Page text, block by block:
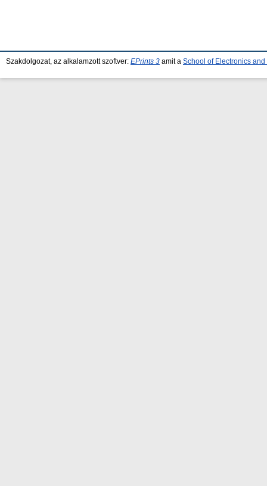
Szakdolgozat, az alkalamzott szoftver: EPrints 3 amit a School of Electronics